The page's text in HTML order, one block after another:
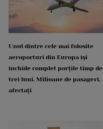
Unul dintre cele mai folosite
aeroporturi din Europa își
închide complet porțile timp de
trei luni. Milioane de pasageri,
afectați